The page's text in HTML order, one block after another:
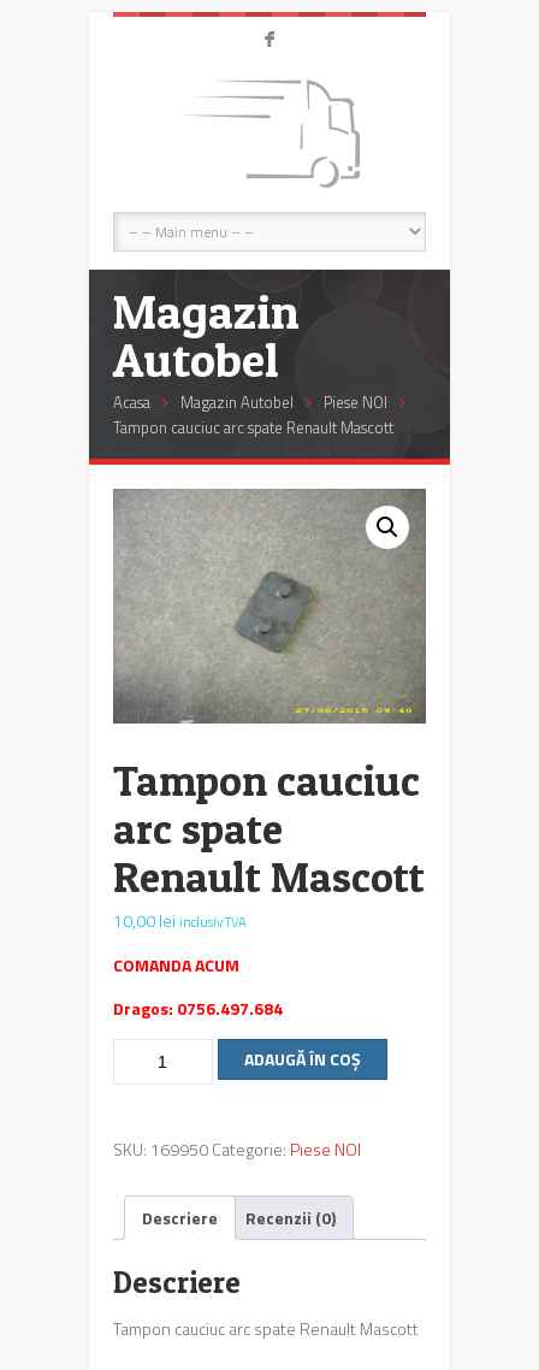
F
Magazin
Autobel
Acasa Magazin Autobel
Piese NOI
Tampon cauciuc arc spate Renault Mascott
Tampon cauciuc
arc spate
Renault Mascott
10,00lei inclusiv TVA
COMANDA ACUM
Dragos: 0756.497.684
Cantitate
Tampon
spate
Mascott
ADAUGĂ ÎN COȘ
SKU: 169950Categorie: Piese NOI
Descriere Recenzii (0)
Descriere
Tampon cauciuc arc spate Renault Mascott